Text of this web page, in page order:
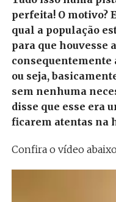
perfeita! O motivo?
qual a população
para que houvesse
consequentemente
ou seja,
sem nenhuma
disse que esse era
ficarem atentas na
Confira o vídeo